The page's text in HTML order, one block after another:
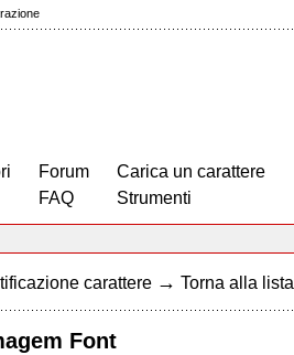
Forum
FAQ
Carica un carattere
Strumenti
carattere → Torna alla lista
Font